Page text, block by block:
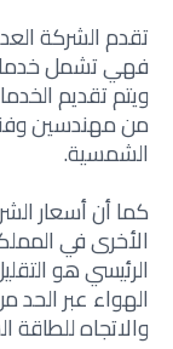
تقدم الشركة
فهي تشمل خدمات
ويتم تقديم
من مهندسين
الشمسية.
كما أن أسعار
الأخرى في
الرئيسي هو
الهواء عبر الحد
والاتجاه